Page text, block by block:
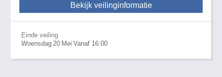
Bekijk veilinginformatie
Einde veiling
Woensdag 20 Mei Vanaf 16:00